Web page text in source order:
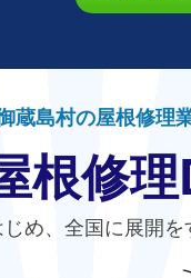
蔵島村の屋根修理
根修
め、全国に展開を